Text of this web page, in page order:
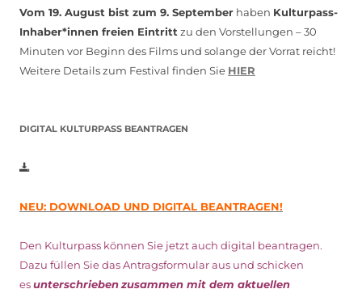
Vom 19. August bist zum 9. September haben Kulturpass-
Inhaber*innen freien Eintritt zu den Vorstellungen – 30
Minuten vor Beginn des Films und solange der Vorrat reicht!
Weitere Details zum Festival finden Sie HIER
DIGITAL KULTURPASS BEANTRAGEN
NEU: DOWNLOAD UND DIGITAL BEANTRAGEN!
Den Kulturpass können Sie jetzt auch digital beantragen.
Dazu füllen Sie das Antragsformular aus und schicken
esunterschriebenzusammen mit dem aktuellen